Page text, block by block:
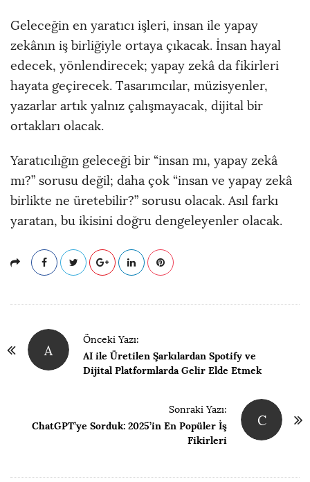
Geleceğin en yaratıcı işleri, insan ile yapay
zekânın iş birliğiyle ortaya çıkacak. İnsan hayal
edecek, yönlendirecek; yapay zekâ da fikirleri
hayata geçirecek. Tasarımcılar, müzisyenler,
yazarlar artık yalnız çalışmayacak, dijital bir
ortakları olacak.
Yaratıcılığın geleceği bir “insan mı, yapay zekâ
mı?” sorusu değil; daha çok “insan ve yapay zekâ
birlikte ne üretebilir?” sorusu olacak. Asıl farkı
yaratan, bu ikisini doğru dengeleyenler olacak.
a
A
Önceki Yazı:
AI ile Üretilen Şarkılardan Spotify ve
Dijital Platformlarda Gelir Elde Etmek
C
Sonraki Yazı:
ChatGPT’ye Sorduk: 2025’in En Popüler İş
Fikirleri